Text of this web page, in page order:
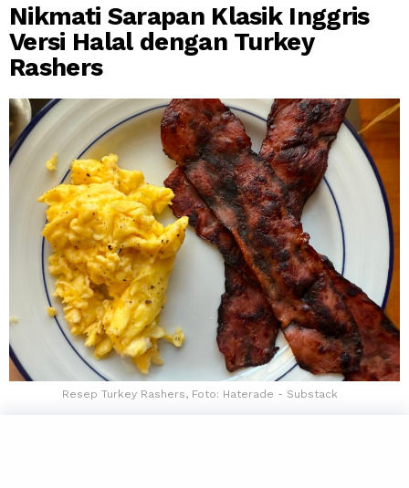
Nikmati Sarapan Klasik Inggris
Versi Halal dengan Turkey
Rashers
Resep Turkey Rashers, Foto: Haterade - Substack